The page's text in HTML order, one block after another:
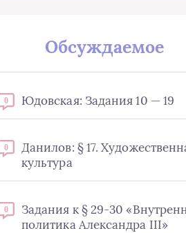
Обсуждаемое
0 Юдовская: Задания 10 — 19
0
Данилов: § 17.
культура
0
Задания к § 29-30
политика Александра III»